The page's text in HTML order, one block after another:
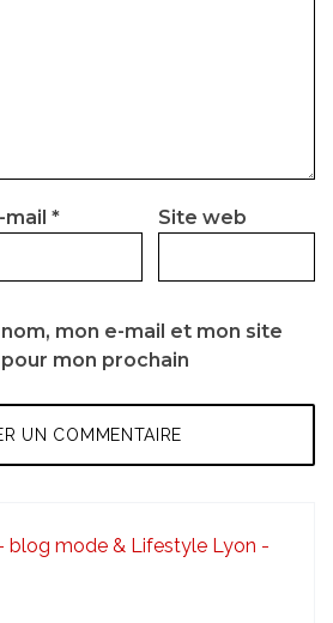
mail * Site web
mon e-mail et mon site
mon prochain